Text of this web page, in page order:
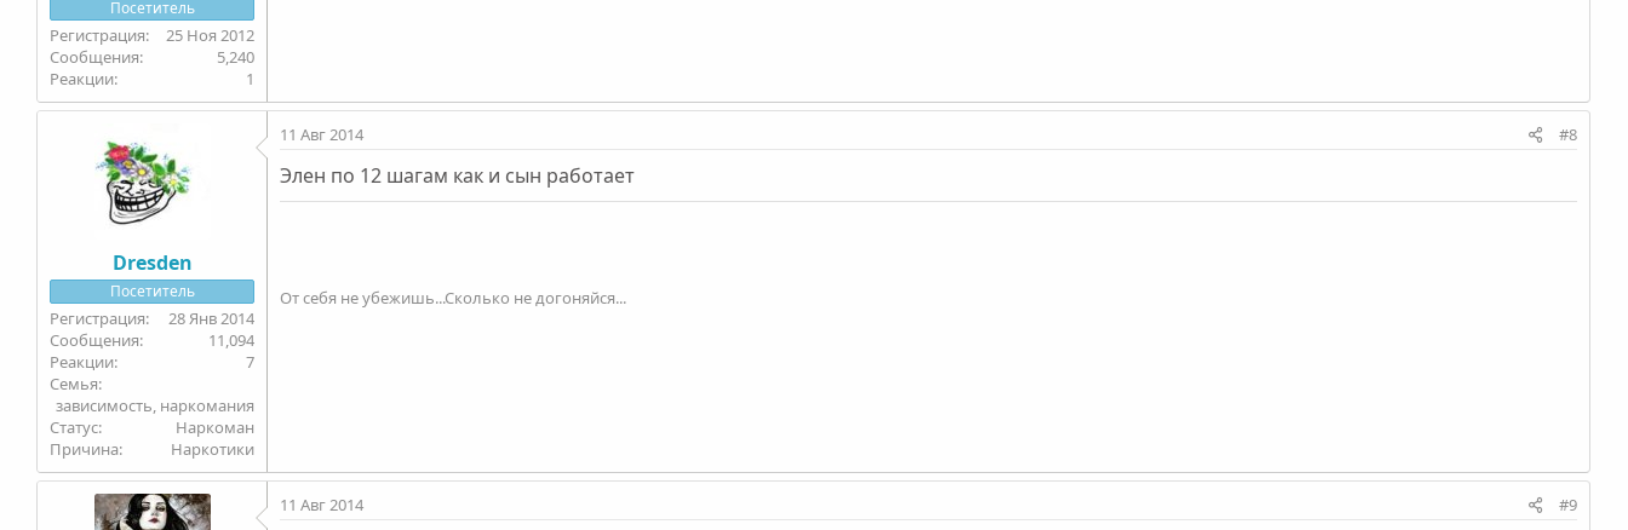
Посетитель
25 Ноя 2012
5,240
1
Dresden
Посетитель
28 Янв 2014
11,094
7
Семья
зависимость, наркомания
Статус
Наркоман
Причина
Наркотики
11 Авг 2014 #8
Элен по 12 шагам как и сын работает
От себя не убежишь...Сколько не догоняйся...
11 Авг 2014 #9